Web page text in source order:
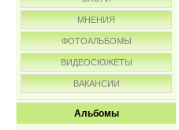
МНЕНИЯ
ФОТОАЛЬБОМЫ
ВИДЕОСЮЖЕТЫ
ВАКАНСИИ
Альбомы